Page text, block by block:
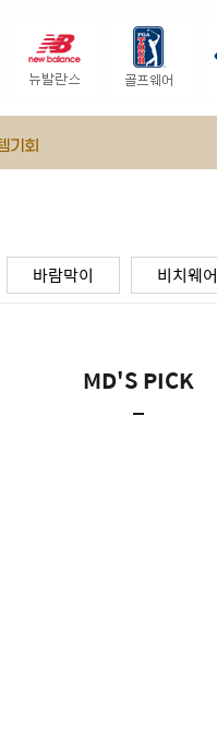
바람막이 비치웨어
MD'S PICK